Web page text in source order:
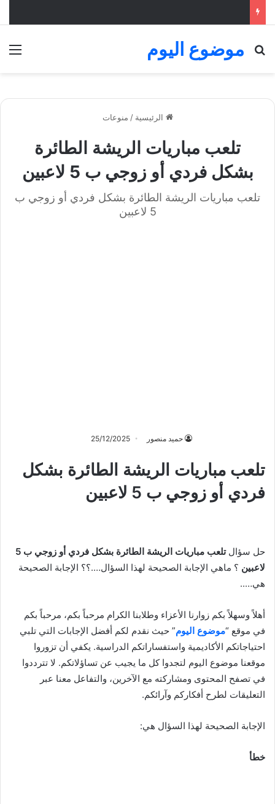
موضوع اليوم
بحث عن
الرئيسية / منوعات
تلعب مباريات الريشة الطائرة
بشكل فردي أو زوجي ب 5 لاعبين
تلعب مباريات الريشة الطائرة بشكل فردي أو زوجي ب
5 لاعبين
حميد منصور 25/12/2025
تلعب مباريات الريشة الطائرة بشكل
فردي أو زوجي ب 5 لاعبين
حل سؤال
تلعب مباريات الريشة الطائرة بشكل فردي أو زوجي ب 5
لاعبين ؟ ماهي الإجابة الصحيحة لهذا السؤال….؟؟ الإجابة الصحيحة
هي…..
أهلاً وسهلاً بكم زوارنا الأعزاء وطلابنا الكرام مرحباً بكم، مرحباً بكم
في موقع “موضوع اليوم” حيث نقدم لكم أفضل الإجابات التي تلبي
احتياجاتكم الأكاديمية واستفساراتكم الدراسية. يكفي أن تزوروا
موقعنا موضوع اليوم لتجدوا كل ما يجيب عن تساؤلاتكم. لا تترددوا
في تصفح المحتوى ومشاركته مع الآخرين، والتفاعل معنا عبر
التعليقات لطرح أفكاركم وآرائكم.
الإجابة الصحيحة لهذا السؤال هي:
خطأ